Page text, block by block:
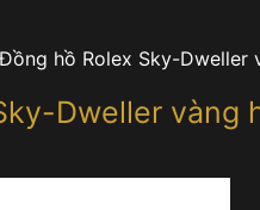
Đồng hồ Rolex Sky-Dweller
Dweller